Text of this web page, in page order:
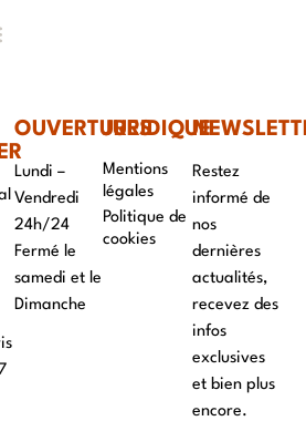
OUVERTURES
Lundi –
Vendredi
24h/24
Fermé le
samedi et le
Dimanche
JURIDIQUE
Mentions
légales
Politique de
cookies
Restez
informé de
nos
dernières
actualités,
recevez des
infos
exclusives
et bien plus
encore.